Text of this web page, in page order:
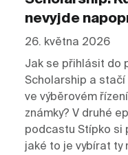
nevyjde
26. května 2026
Jak se přihlásit do
Scholarship a stačí
ve výběrovém
známky? V druhé
podcastu Stípko si
jaké to je vybírat ty